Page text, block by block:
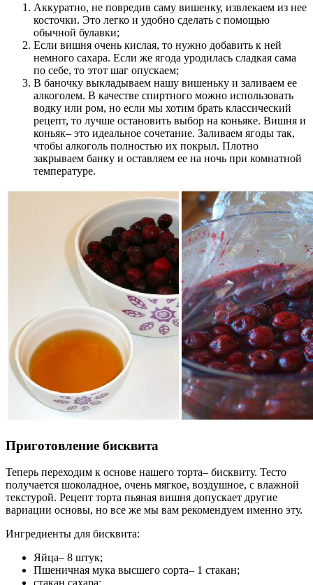
Аккуратно, не повредив саму вишенку, извлекаем из нее
косточки. Это легко и удобно сделать с помощью
обычной булавки;
Если вишня очень кислая, то нужно добавить к ней
немного сахара. Если же ягода уродилась сладкая сама
по себе, то этот шаг опускаем;
В баночку выкладываем нашу вишеньку и заливаем ее
алкоголем. В качестве спиртного можно использовать
водку или ром, но если мы хотим брать классический
рецепт, то лучше остановить выбор на коньяке. Вишня и
коньяк– это идеальное сочетание. Заливаем ягоды так,
чтобы алкоголь полностью их покрыл. Плотно
закрываем банку и оставляем ее на ночь при комнатной
температуре.
Приготовление бисквита
Теперь переходим к основе нашего торта– бисквиту. Тесто
получается шоколадное, очень мягкое, воздушное, с влажной
текстурой. Рецепт торта пьяная вишня допускает другие
вариации основы, но все же мы вам рекомендуем именно эту.
Ингредиенты для бисквита:
Яйца– 8 штук;
Пшеничная мука высшего сорта– 1 стакан;